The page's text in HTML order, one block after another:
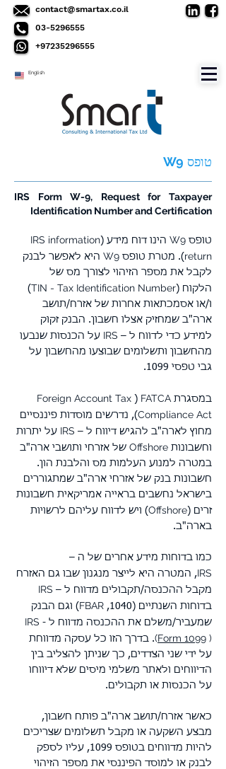
contact@smartax.co.il
03-5296555
+97235296555
English
טופס W9
IRS Form W-9, Request for Taxpayer
Identification Number and Certification
טופס W9 הינו דוח מידע (IRS information
return ). מטרת טופס W9 היא לאפשר לבנק
לקבל את מספר הזיהוי לצורך מס של
הלקוח (TIN - Tax Identification Number
)
ו/או אסמכתאות אחרות של אזרח/תושב
ארה"ב שמחזיק אצלו חשבון. הבנק זקוק
למידע כדי לדווח ל – IRS על הכנסות שנבעו
מהחשבון ותשלומים שבוצעו מהחשבון על
גבי טפסי 1099.
במסגרתFATCA
(
Foreign Account Tax
Compliance Act), נדרשים מוסדות פיננסיים
מחוץ לארה"ב להגיש דיווח ל – IRS על יתרות
וחשבונות Offshore של אזרחי ותושבי ארה"ב
במטרה למנוע העלמות מס והלבנת הון.
חשבונות בנק של אזרחי ארה"ב שמתגוררים
בישראל נחשבים בראייה אמריקאית חשבונות
זרים (Offshore) ויש לדווח עליהם לרשויות
בארה"ב.
כמו בדוחות מידע אחרים של ה –
IRS
, המטרה היא לייצר מנגנון שבו גם האזרח
מקבל ההכנסה/תקבולים מדווח ל – IRS
בדוחות השנתיים (1040, FBAR ) וגם הבנק
שמעביר/משלם את ההכנסה מדווח ל - IRS
(
Form 1099
)ׁ. בדרך הזו כל עסקה מדווחת
על ידי שני הצדדים, כך שניתן להצליב בין
הדיווחים ולאתר משלמי מיסים שלא דיווחו
על הכנסות או תקבולים.
כאשר אזרח/תושב ארה"ב פותח חשבון,
מבצע השקעה או מקבל תשלומים שצריכים
להיות מדווחים בטופס 1099, עליו לספק
לבנק או למוסד הפיננסי את מספר הזיהוי